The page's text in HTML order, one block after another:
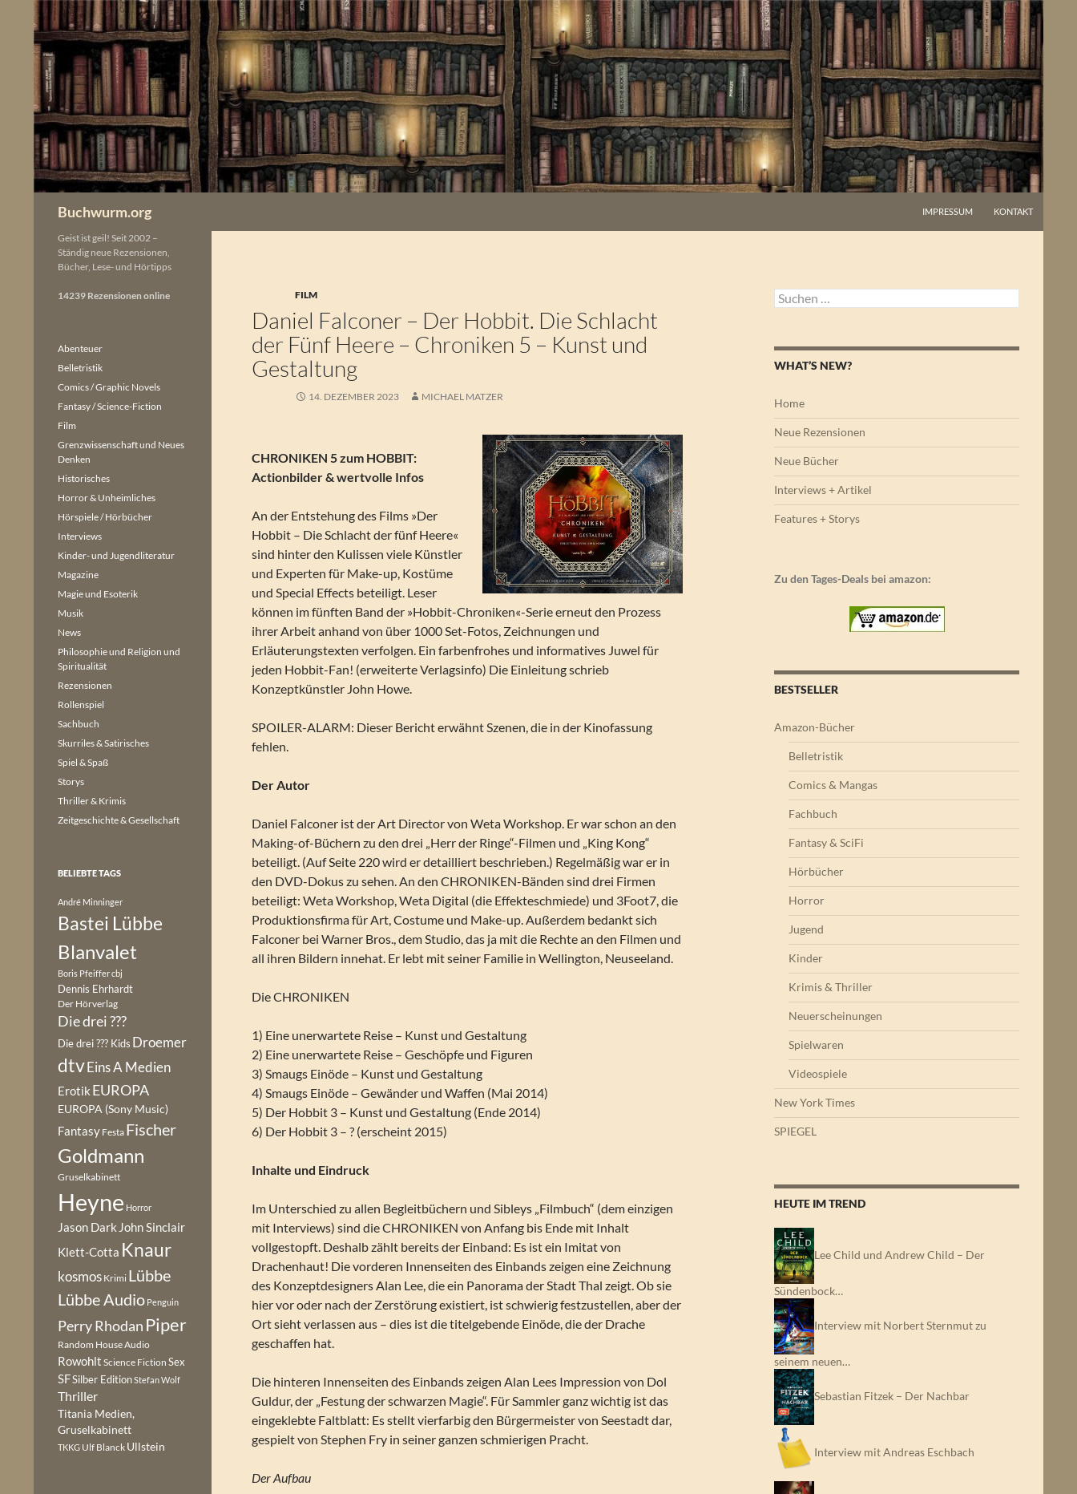
springen
Buchwurm.org IMPRESSUM KONTAKT
FILM
Daniel Falconer – Der Hobbit. Die Schlacht
der Fünf Heere – Chroniken 5 – Kunst und
Gestaltung
14. DEZEMBER 2023 MICHAEL MATZER
CHRONIKEN 5 zum HOBBIT:
Actionbilder & wertvolle Infos
An der Entstehung des Films »Der
Hobbit – Die Schlacht der fünf Heere«
sind hinter den Kulissen viele Künstler
und Experten für Make-up, Kostüme
und Special Effects beteiligt. Leser
können im fünften Band der »Hobbit-Chroniken«-Serie erneut den Prozess
ihrer Arbeit anhand von über 1000 Set-Fotos, Zeichnungen und
Erläuterungstexten verfolgen. Ein farbenfrohes und informatives Juwel für
jeden Hobbit-Fan! (erweiterte Verlagsinfo) Die Einleitung schrieb
Konzeptkünstler John Howe.
SPOILER-ALARM: Dieser Bericht erwähnt Szenen, die in der Kinofassung
fehlen.
Der Autor
Daniel Falconer ist der Art Director von Weta Workshop. Er war schon an den
Making-of-Büchern zu den drei „Herr der Ringe“-Filmen und „King Kong“
beteiligt. (Auf Seite 220 wird er detailliert beschrieben.) Regelmäßig war er in
den DVD-Dokus zu sehen. An den CHRONIKEN-Bänden sind drei Firmen
beteiligt: Weta Workshop, Weta Digital (die Effekteschmiede) und 3Foot7, die
Produktionsfirma für Art, Costume und Make-up. Außerdem bedankt sich
Falconer bei Warner Bros., dem Studio, das ja mit die Rechte an den Filmen und
all ihren Bildern innehat. Er lebt mit seiner Familie in Wellington, Neuseeland.
Die CHRONIKEN
1) Eine unerwartete Reise – Kunst und Gestaltung
2) Eine unerwartete Reise – Geschöpfe und Figuren
3) Smaugs Einöde – Kunst und Gestaltung
4) Smaugs Einöde – Gewänder und Waffen (Mai 2014)
5) Der Hobbit 3 – Kunst und Gestaltung (Ende 2014)
6) Der Hobbit 3 – ? (erscheint 2015)
Inhalte und Eindruck
Im Unterschied zu allen Begleitbüchern und Sibleys „Filmbuch“ (dem einzigen
mit Interviews) sind die CHRONIKEN von Anfang bis Ende mit Inhalt
vollgestopft. Deshalb zählt bereits der Einband: Es ist ein Imitat von
Drachenhaut! Die vorderen Innenseiten des Einbands zeigen eine Zeichnung
des Konzeptdesigners Alan Lee, die ein Panorama der Stadt Thal zeigt. Ob sie
hier vor oder nach der Zerstörung existiert, ist schwierig festzustellen, aber der
Ort sieht verlassen aus – dies ist die titelgebende Einöde, die der Drache
geschaffen hat.
Die hinteren Innenseiten des Einbands zeigen Alan Lees Impression von Dol
Guldur, der „Festung der schwarzen Magie“. Für Sammler ganz wichtig ist das
eingeklebte Faltblatt: Es stellt vierfarbig den Bürgermeister von Seestadt dar,
gespielt von Stephen Fry in seiner ganzen schmierigen Pracht.
Der Aufbau
Suchen
nach:
WHAT’S NEW?
Home
Neue Rezensionen
Neue Bücher
Interviews + Artikel
Features + Storys
Zu den Tages-Deals bei amazon:
BESTSELLER
Amazon-Bücher
Belletristik
Comics & Mangas
Fachbuch
Fantasy & SciFi
Hörbücher
Horror
Jugend
Kinder
Krimis & Thriller
Neuerscheinungen
Spielwaren
Videospiele
New York Times
SPIEGEL
HEUTE IM TREND
Lee Child und Andrew Child – Der
Sündenbock…
Interview mit Norbert Sternmut zu
seinem neuen…
Sebastian Fitzek – Der Nachbar
Interview mit Andreas Eschbach
Geist ist geil! Seit 2002 –
Ständig neue Rezensionen,
Bücher, Lese- und Hörtipps
14239 Rezensionen online
Abenteuer
Belletristik
Comics / Graphic Novels
Fantasy / Science-Fiction
Film
Grenzwissenschaft und Neues
Denken
Historisches
Horror & Unheimliches
Hörspiele / Hörbücher
Interviews
Kinder- und Jugendliteratur
Magazine
Magie und Esoterik
Musik
News
Philosophie und Religion und
Spiritualität
Rezensionen
Rollenspiel
Sachbuch
Skurriles & Satirisches
Spiel & Spaß
Storys
Thriller & Krimis
Zeitgeschichte & Gesellschaft
BELIEBTE TAGS
André Minninger
Bastei Lübbe
Blanvalet
Boris Pfeiffercbj
Dennis Ehrhardt
Der Hörverlag
Die drei ???
Die drei ??? Kids Droemer
dtvEins A Medien
Erotik EUROPA
EUROPA (Sony Music)
Fantasy Festa Fischer
Goldmann
Gruselkabinett
Heyne Horror
Jason Dark John Sinclair
Klett-Cotta Knaur
kosmos Krimi Lübbe
Lübbe Audio Penguin
Perry Rhodan Piper
Random House Audio
Rowohlt Science Fiction Sex
SFSilber EditionStefan Wolf
Thriller
Titania Medien,
Gruselkabinett
TKKG Ulf Blanck Ullstein